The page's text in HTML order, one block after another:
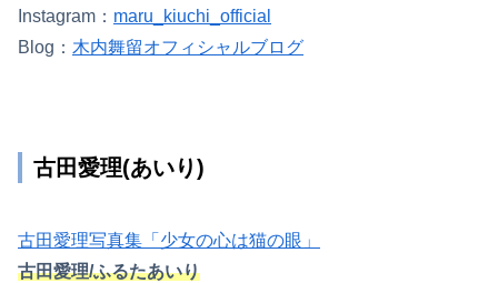
Instagram： maru_kiuchi_official
Blog： 木内舞留オフィシャルブログ
古田愛理(あいり)
古田愛理写真集「少女の心は猫の眼」
古田愛理/ふるたあいり